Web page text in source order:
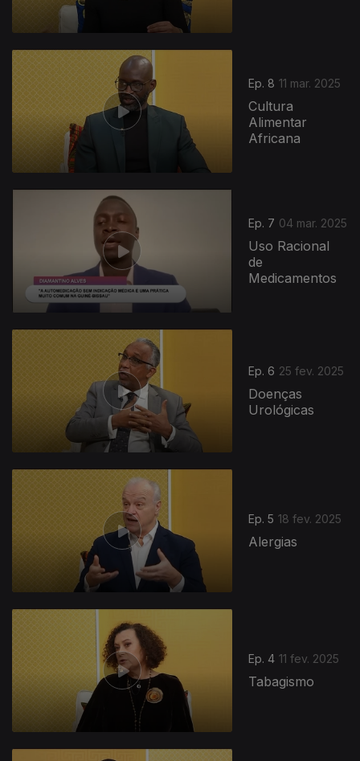
Ep. 8 11 mar. 2025
Cultura
Alimentar
Africana
Ep. 7 04 mar. 2025
Uso Racional
de
Medicamentos
Ep. 6 25 fev. 2025
Doenças
Urológicas
Ep. 5 18 fev. 2025
Alergias
Ep. 4 11 fev. 2025
Tabagismo